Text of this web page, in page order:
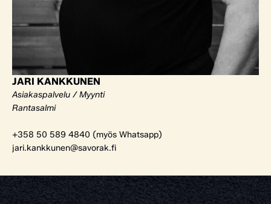
JARI KANKKUNEN
Asiakaspalvelu / Myynti
Rantasalmi
+358 50 589 4840 (myös Whatsapp)
jari.kankkunen@savorak.fi